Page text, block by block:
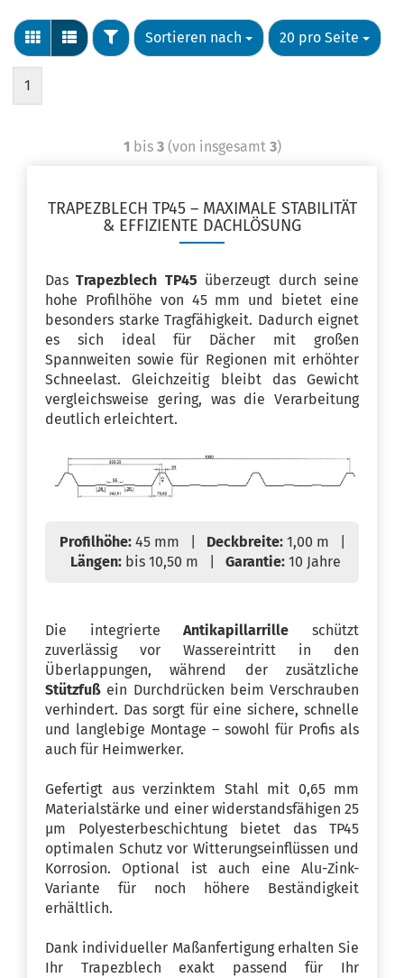
Sortieren nach 20 pro Seite
1
1 bis 3(von insgesamt 3)
TRAPEZBLECH TP45 – MAXIMALE STABILITÄT
& EFFIZIENTE DACHLÖSUNG
DasTrapezblech TP45 überzeugt durch seine
hohe Profilhöhe von 45 mm und bietet eine
besonders starke Tragfähigkeit. Dadurch eignet
es sich ideal für Dächer mit großen
Spannweiten sowie für Regionen mit erhöhter
Schneelast. Gleichzeitig bleibt das Gewicht
vergleichsweise gering, was die Verarbeitung
deutlich erleichtert.
Profilhöhe:45 mm | Deckbreite:1,00 m |
Längen: bis 10,50 m | Garantie: 10 Jahre
Die integrierteAntikapillarrille schützt
zuverlässig vor Wassereintritt in den
Überlappungen, während der zusätzliche
Stützfuß ein Durchdrücken beim Verschrauben
verhindert. Das sorgt für eine sichere, schnelle
und langlebige Montage – sowohl für Profis als
auch für Heimwerker.
Gefertigt aus verzinktem Stahl mit 0,65 mm
Materialstärke und einer widerstandsfähigen 25
µm Polyesterbeschichtung bietet das TP45
optimalen Schutz vor Witterungseinflüssen und
Korrosion. Optional ist auch eine Alu-Zink-
Variante für noch höhere Beständigkeit
erhältlich.
Dank individueller Maßanfertigung erhalten Sie
Ihr Trapezblech exakt passend für Ihr